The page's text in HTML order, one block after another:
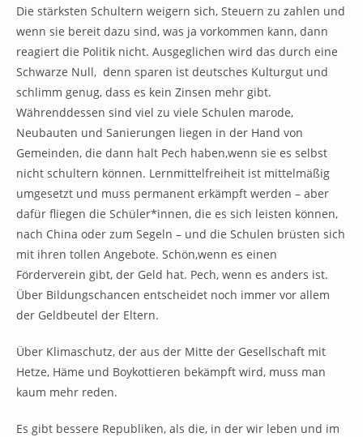
Die stärksten Schultern weigern sich, Steuern zu zahlen und
wenn sie bereit dazu sind, was ja vorkommen kann, dann
reagiert die Politik nicht. Ausgeglichen wird das durch eine
Schwarze Null, denn sparen ist deutsches Kulturgut und
schlimm genug, dass es kein Zinsen mehr gibt.
Währenddessen sind viel zu viele Schulen marode,
Neubauten und Sanierungen liegen in der Hand von
Gemeinden, die dann halt Pech haben,wenn sie es selbst
nicht schultern können. Lernmittelfreiheit ist mittelmäßig
umgesetzt und muss permanent erkämpft werden – aber
dafür fliegen die Schüler*innen, die es sich leisten können,
nach China oder zum Segeln – und die Schulen brüsten sich
mit ihren tollen Angebote. Schön,wenn es einen
Förderverein gibt, der Geld hat. Pech, wenn es anders ist.
Über Bildungschancen entscheidet noch immer vor allem
der Geldbeutel der Eltern.
Über Klimaschutz, der aus der Mitte der Gesellschaft mit
Hetze, Häme und Boykottieren bekämpft wird, muss man
kaum mehr reden.
Es gibt bessere Republiken, als die, in der wir leben und im